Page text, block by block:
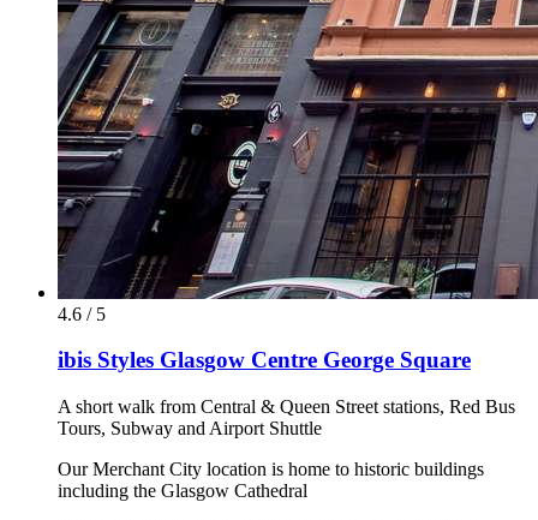
4.6 / 5
ibis Styles Glasgow Centre George Square
A short walk from Central & Queen Street stations, Red Bus
Tours, Subway and Airport Shuttle
Our Merchant City location is home to historic buildings
including the Glasgow Cathedral